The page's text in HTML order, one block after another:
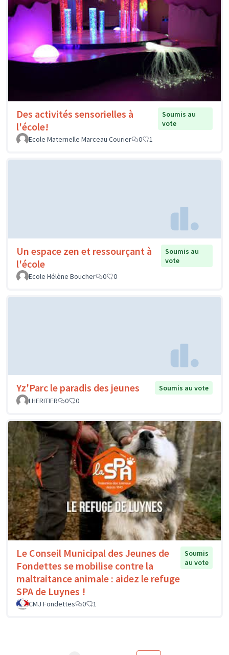
Des activités sensorielles à
l'école!
Soumis au
vote
Ecole Maternelle Marceau Courier
0 1
Un espace zen et ressourçant à
l'école
Soumis au
vote
Ecole Hélène Boucher
0 0
Yz'Parc le paradis des jeunes
Soumis au vote
LHERITIER
0 0
Le Conseil Municipal des Jeunes de
Fondettes se mobilise contre la
maltraitance animale : aidez le refuge
SPA de Luynes !
Soumis
au vote
CMJ Fondettes 0 1